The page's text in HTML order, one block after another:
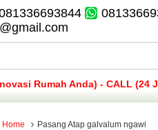
Rumah Anda) - CALL
Home Pasang Atap galvalum ngawi